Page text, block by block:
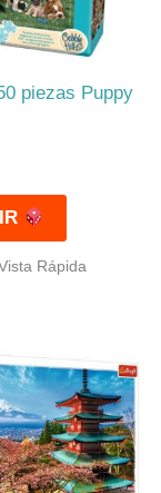
piezas Puppy
Rápida